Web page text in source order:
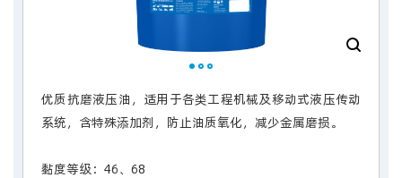
优质抗磨液压油，适用于各类工程机械及移动式液压传动
系统，含特殊添加剂，防止油质氧化，减少金属磨损。
黏度等级：46、68